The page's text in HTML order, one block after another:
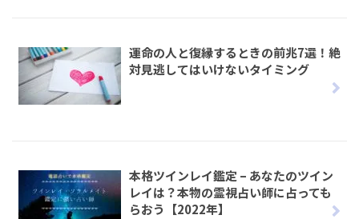
運命の人と復縁するときの前兆7選！絶
対見逃してはいけないタイミング
本格ツインレイ鑑定 – あなたのツイン
レイは？本物の霊視占い師に占っても
らおう【2022年】